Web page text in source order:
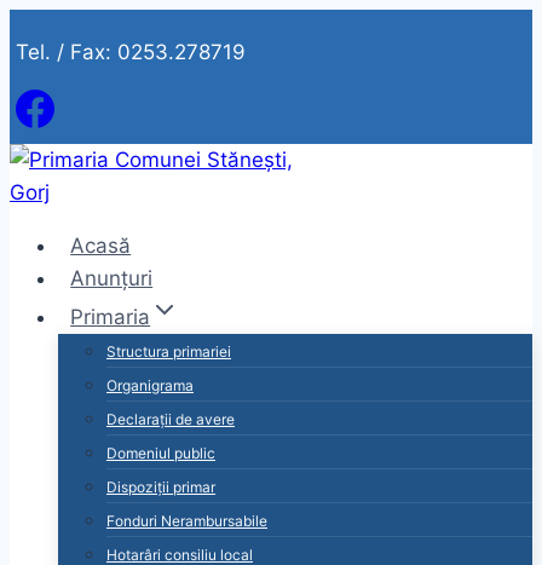
to
content
Tel. / Fax: 0253.278719
Acasă
Anunțuri
Primaria
Structura primariei
Organigrama
Declarații de avere
Domeniul public
Dispoziții primar
Fonduri Nerambursabile
Hotarâri consiliu local